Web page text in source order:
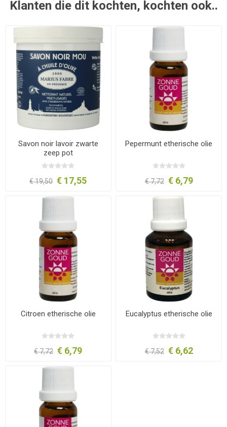
Klanten die dit kochten, kochten ook..
Savon noir lavoir zwarte
zeep pot
€ 19,50 € 17,55
Pepermunt etherische olie
€ 7,72 € 6,79
Citroen etherische olie
€ 7,72 € 6,79
Eucalyptus etherische olie
€ 7,52 € 6,62